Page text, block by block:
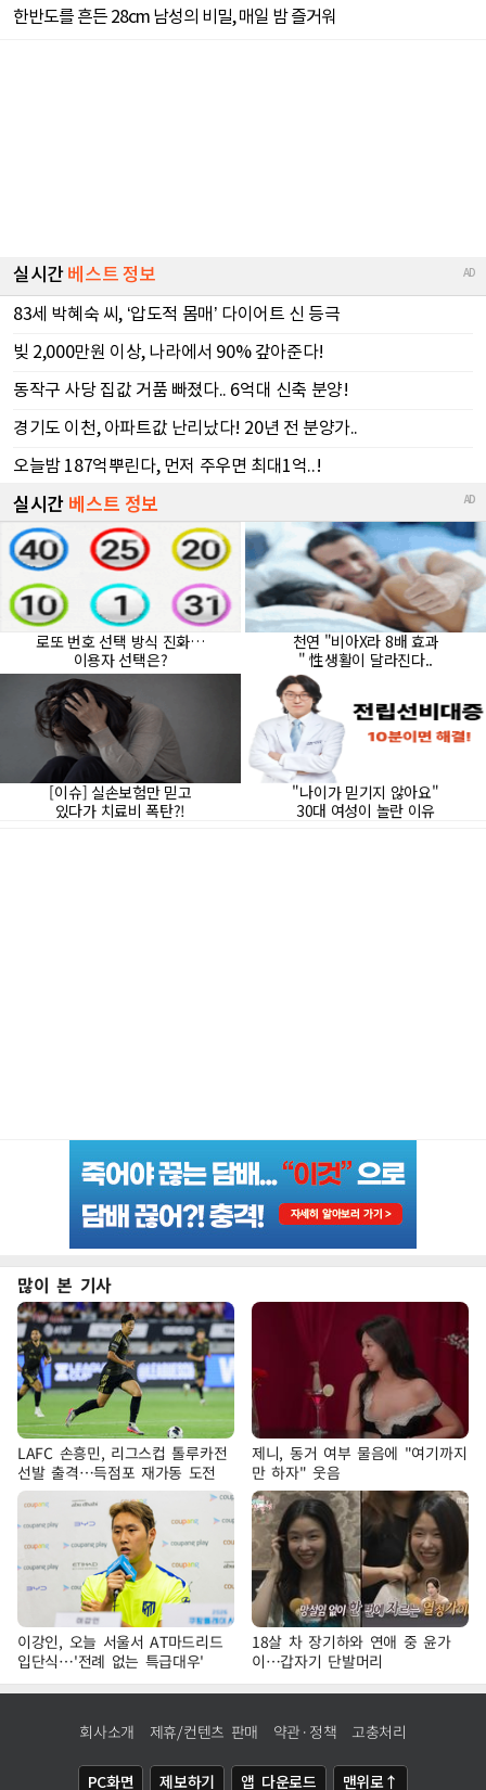
많이 본 기사
LAFC 손흥민, 리그스컵 톨루카전
선발 출격…득점포 재가동 도전
제니, 동거 여부 물음에 "여기까지
만 하자" 웃음
이강인, 오늘 서울서 AT마드리드
입단식…'전례 없는 특급대우'
18살 차 장기하와 연애 중 윤가
이…갑자기 단발머리
회사소개 제휴/컨텐츠 판매 약관·정책 고충처리
PC화면 제보하기 앱 다운로드 맨위로↑